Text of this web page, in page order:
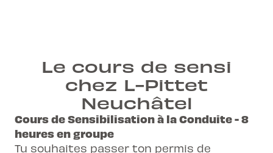
Le cours de sensi
chez L-Pittet
Neuchâtel
Cours de Sensibilisation à la Conduite - 8
heures en groupe
Tu souhaites passer ton permis de